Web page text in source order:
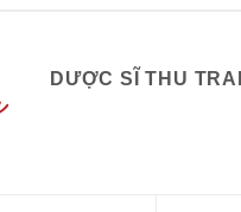
DƯỢC SĨ THU